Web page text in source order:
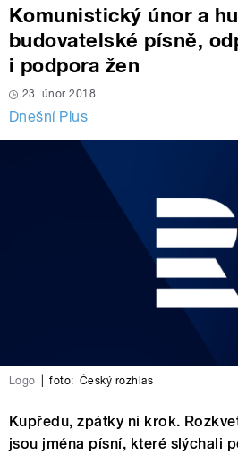
Komunistický únor a
budovatelské písně,
i podpora žen
23. únor 2018
Dnešní Plus
Logo foto: Český rozhlas
Kupředu, zpátky ni krok.
jsou jména písní, které slýchali